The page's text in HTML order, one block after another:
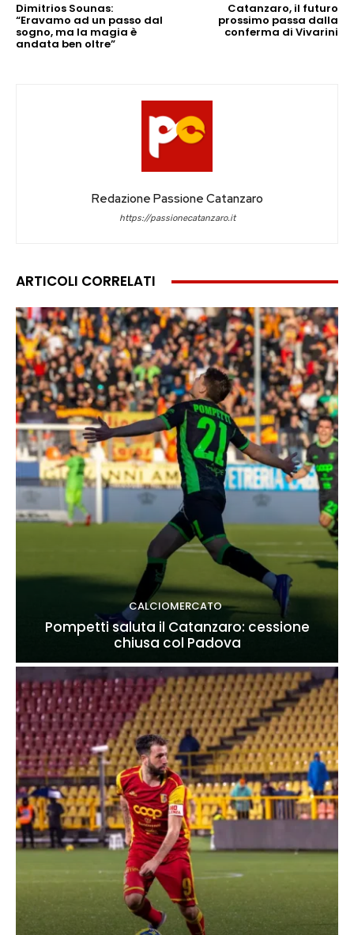
Dimitrios Sounas:
“Eravamo ad un passo dal
sogno, ma la magia è
andata ben oltre”
Catanzaro, il futuro
prossimo passa dalla
conferma di Vivarini
Redazione Passione Catanzaro
https://passionecatanzaro.it
ARTICOLI CORRELATI
CALCIOMERCATO
Pompetti saluta il Catanzaro: cessione
chiusa col Padova